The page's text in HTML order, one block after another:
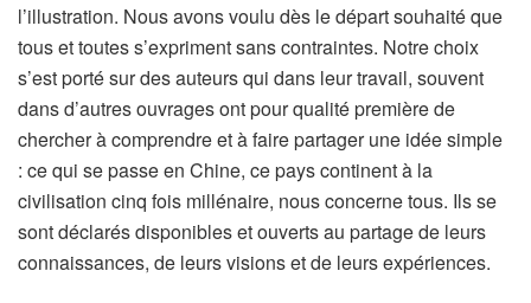
l’illustration. Nous avons voulu dès le départ souhaité que
tous et toutes s’expriment sans contraintes. Notre choix
s’est porté sur des auteurs qui dans leur travail, souvent
dans d’autres ouvrages ont pour qualité première de
chercher à comprendre et à faire partager une idée simple
: ce qui se passe en Chine, ce pays continent à la
civilisation cinq fois millénaire, nous concerne tous. Ils se
sont déclarés disponibles et ouverts au partage de leurs
connaissances, de leurs visions et de leurs expériences.